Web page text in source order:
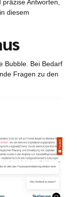
Antworten,
diesem
Bubble. Bei Bedarf
Fragen zu den